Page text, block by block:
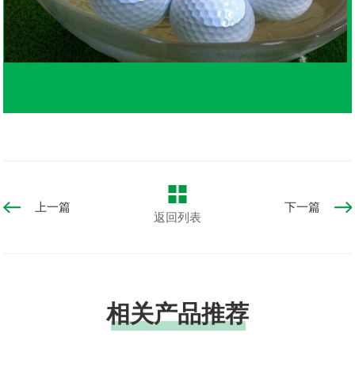
上一篇
返回列表
下一篇
相关产品推荐